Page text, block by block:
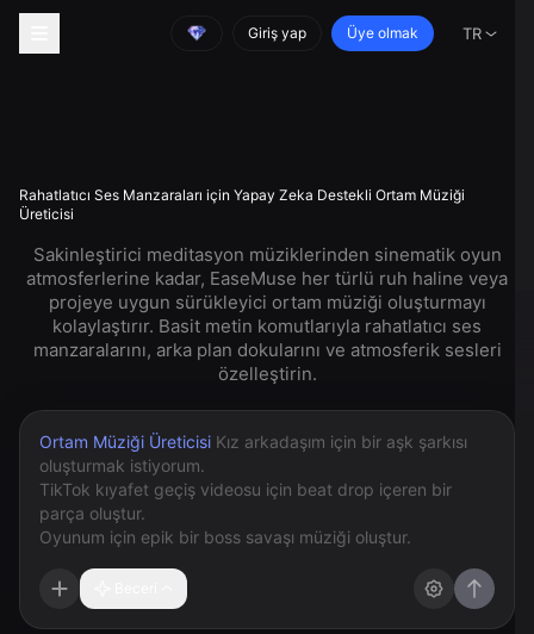
Giriş yap Üye olmak TR
Rahatlatıcı Ses Manzaraları için Yapay Zeka Destekli Ortam Müziği
Üreticisi
Sakinleştirici meditasyon müziklerinden sinematik oyun
atmosferlerine kadar, EaseMuse her türlü ruh haline veya
projeye uygun sürükleyici ortam müziği oluşturmayı
kolaylaştırır. Basit metin komutlarıyla rahatlatıcı ses
manzaralarını, arka plan dokularını ve atmosferik sesleri
özelleştirin.
Ortam Müziği Üreticisi